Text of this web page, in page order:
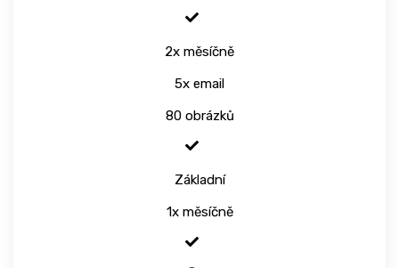
2x měsíčně
5x email
80 obrázků
Základní
1x měsíčně